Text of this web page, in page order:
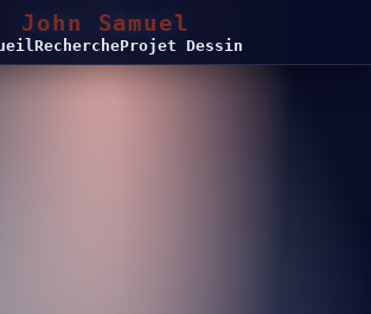
John Samuel
RechercheProjet Dessin